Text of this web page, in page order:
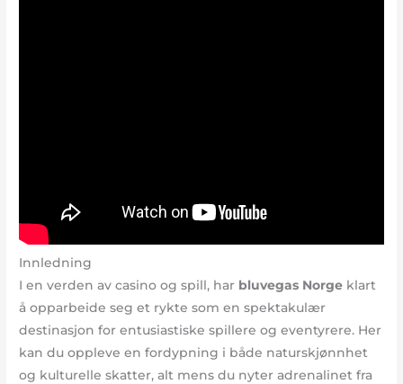
Innledning
I en verden av casino og spill, har bluvegas Norge klart
å opparbeide seg et rykte som en spektakulær
destinasjon for entusiastiske spillere og eventyrere. Her
kan du oppleve en fordypning i både naturskjønnhet
og kulturelle skatter, alt mens du nyter adrenalinet fra